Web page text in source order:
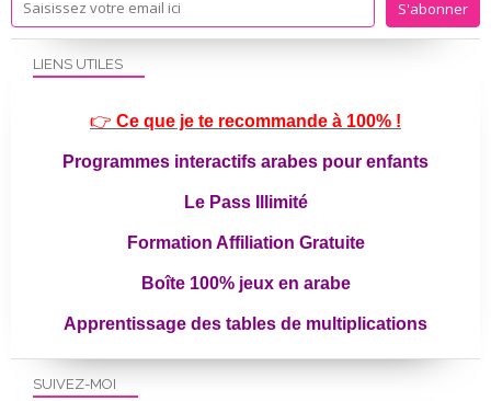
SUIVEZ-MOI
LIENS UTILES
👉 Ce que je te recommande à 100% !
Programmes interactifs arabes pour enfants
Le Pass Illimité
Formation Affiliation Gratuite
Boîte 100% jeux en arabe
Apprentissage des tables de multiplications